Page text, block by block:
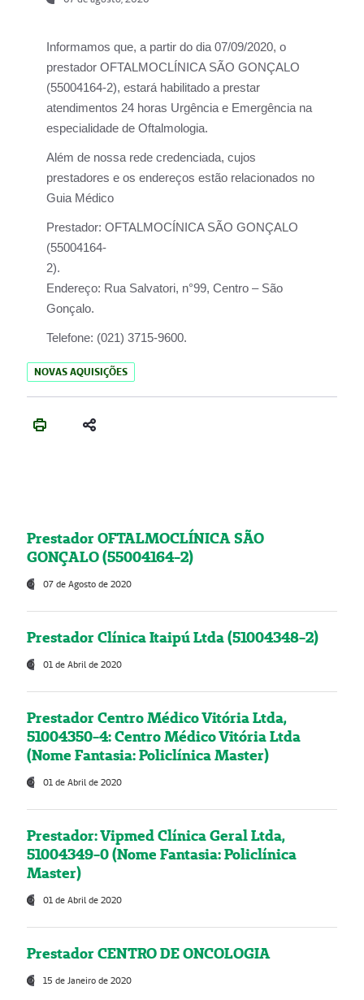
Informamos que, a partir do dia07/09/2020, o
prestador OFTALMOCLÍNICA SÃO GONÇALO
(55004164-2), estará habilitado a prestar
atendimentos 24 horas Urgência e Emergência na
especialidade de Oftalmologia.
Além de nossa rede credenciada, cujos
prestadores e os endereços estão relacionados no
Guia Médico
Prestador: OFTALMOCÍNICA SÃO GONÇALO
(55004164-
2).
Endereço: Rua Salvatori, n°99, Centro – São
Gonçalo.
Telefone: (021) 3715-9600.
NOVAS AQUISIÇÕES
Prestador OFTALMOCLÍNICA SÃO
GONÇALO (55004164-2)
07 de Agosto de 2020
Prestador Clínica Itaipú Ltda (51004348-2)
01 de Abril de 2020
Prestador Centro Médico Vitória Ltda,
51004350-4: Centro Médico Vitória Ltda
(Nome Fantasia: Policlínica Master)
01 de Abril de 2020
Prestador: Vipmed Clínica Geral Ltda,
51004349-0 (Nome Fantasia: Policlínica
Master)
01 de Abril de 2020
Prestador CENTRO DE ONCOLOGIA
15 de Janeiro de 2020